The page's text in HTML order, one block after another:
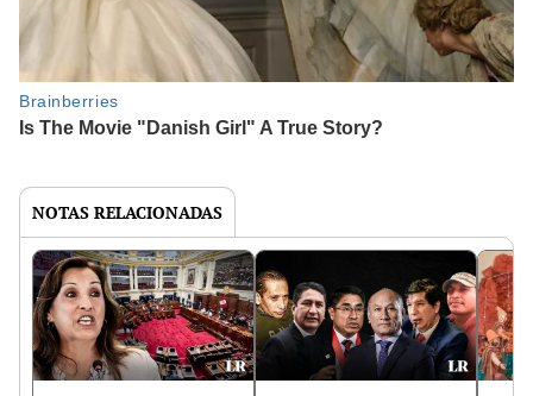
NOTAS RELACIONADAS